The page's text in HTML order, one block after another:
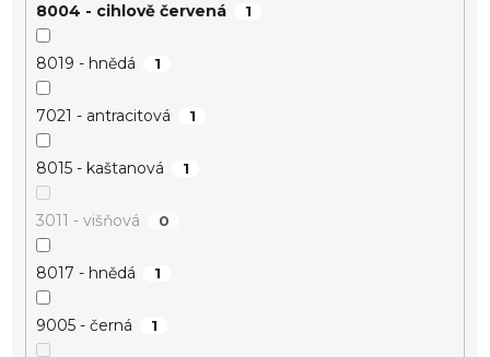
8004 - cihlově červená 1
8019 - hnědá 1
7021 - antracitová 1
8015 - kaštanová 1
3011 - višňová 0
8017 - hnědá 1
9005 - černá 1